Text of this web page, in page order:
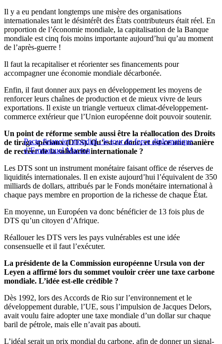
Il y a eu pendant longtemps une misère des organisations
internationales tant le désintérêt des États contributeurs était réel. En
proportion de l’économie mondiale, la capitalisation de la Banque
mondiale est cinq fois moins importante aujourd’hui qu’au moment
de l’après-guerre !
Il faut la recapitaliser et réorienter ses financements pour
accompagner une économie mondiale décarbonée.
Enfin, il faut donner aux pays en développement les moyens de
renforcer leurs chaînes de production et de mieux vivre de leurs
exportations. Il existe un triangle vertueux climat-développement-
commerce extérieur que l’Union européenne doit pouvoir soutenir.
Pacte financier mondial : le tour de force diplomatique
d’Emmanuel Macron
Un point de réforme semble aussi être la réallocation des Droits
de tirage spéciaux (DTS). Qu’est-ce donc, et est-ce une manière
de recréer de la solidarité internationale ?
Les DTS sont un instrument monétaire faisant office de réserves de
liquidités internationales. Il en existe aujourd’hui l’équivalent de 350
milliards de dollars, attribués par le Fonds monétaire international à
chaque pays membre en proportion de la richesse de chaque État.
En moyenne, un Européen va donc bénéficier de 13 fois plus de
DTS qu’un citoyen d’Afrique.
Réallouer les DTS vers les pays vulnérables est une idée
consensuelle et il faut l’exécuter.
La présidente de la Commission européenne Ursula von der
Leyen a affirmé lors du sommet vouloir créer une taxe carbone
mondiale. L’idée est-elle crédible ?
Dès 1992, lors des Accords de Rio sur l’environnement et le
développement durable, l’UE, sous l’impulsion de Jacques Delors,
avait voulu faire adopter une taxe mondiale d’un dollar sur chaque
baril de pétrole, mais elle n’avait pas abouti.
L’idéal serait un prix mondial du carbone, afin de donner un signal-